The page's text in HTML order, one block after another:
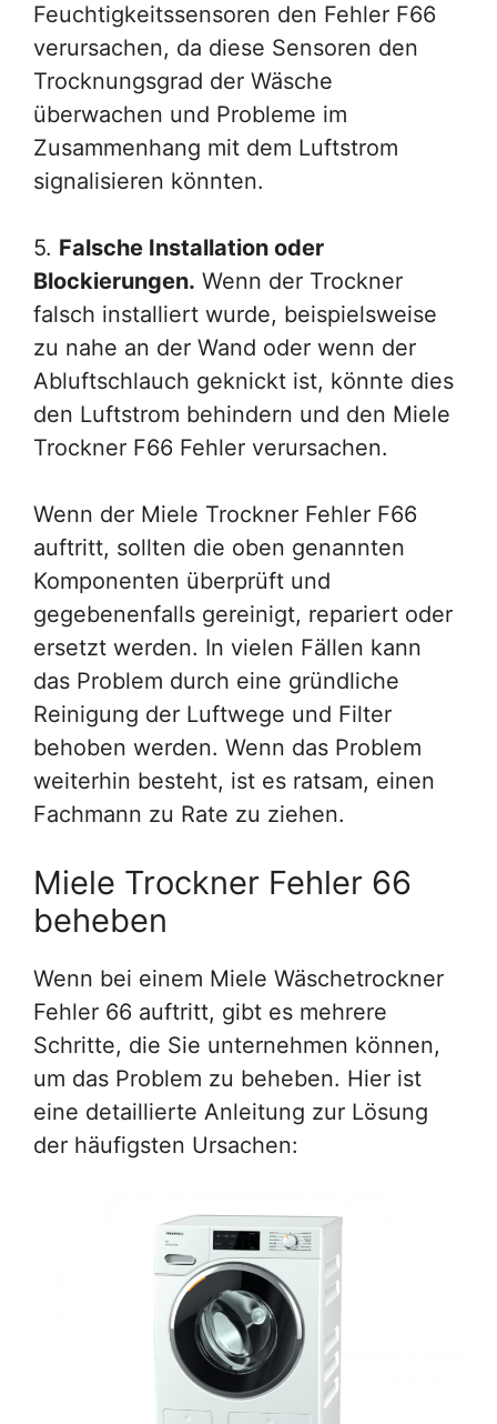
Feuchtigkeitssensoren den Fehler F66
verursachen, da diese Sensoren den
Trocknungsgrad der Wäsche
überwachen und Probleme im
Zusammenhang mit dem Luftstrom
signalisieren könnten.
5. Falsche Installation oder
Blockierungen. Wenn der Trockner
falsch installiert wurde, beispielsweise
zu nahe an der Wand oder wenn der
Abluftschlauch geknickt ist, könnte dies
den Luftstrom behindern und den Miele
Trockner F66 Fehler verursachen.
Wenn der Miele Trockner Fehler F66
auftritt, sollten die oben genannten
Komponenten überprüft und
gegebenenfalls gereinigt, repariert oder
ersetzt werden. In vielen Fällen kann
das Problem durch eine gründliche
Reinigung der Luftwege und Filter
behoben werden. Wenn das Problem
weiterhin besteht, ist es ratsam, einen
Fachmann zu Rate zu ziehen.
Miele Trockner Fehler 66
beheben
Wenn bei einem Miele Wäschetrockner
Fehler 66 auftritt, gibt es mehrere
Schritte, die Sie unternehmen können,
um das Problem zu beheben. Hier ist
eine detaillierte Anleitung zur Lösung
der häufigsten Ursachen: